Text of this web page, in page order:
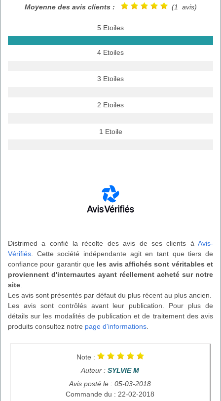
Moyenne des avis clients : (1 avis)
5 Etoiles
4 Etoiles
3 Etoiles
2 Etoiles
1 Etoile
Distrimed a confié la récolte des avis de ses clients à Avis-
Vérifiés . Cette société indépendante agit en tant que tiers de
confiance pour garantir que les avis affichés sont véritables et
proviennent d'internautes ayant réellement acheté sur notre
site
Les avis sont présentés par défaut du plus récent au plus ancien.
Les avis sont contrôlés avant leur publication. Pour plus de
détails sur les modalités de publication et de traitement des avis
produits consultez notre page d'informations
Note :
Auteur : SYLVIE M
Avis posté le : 05-03-2018
Commande du : 22-02-2018